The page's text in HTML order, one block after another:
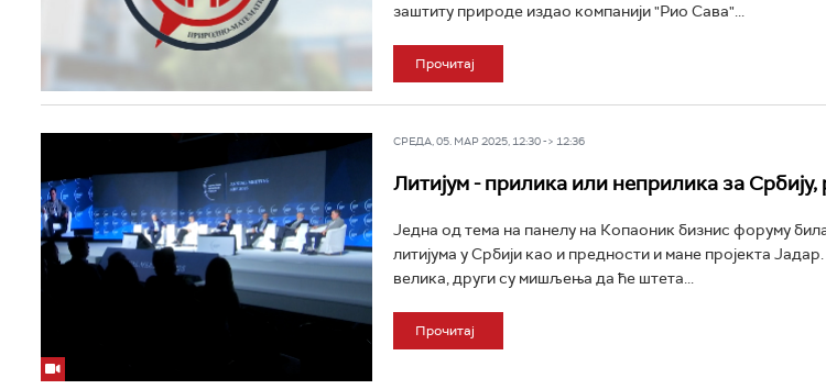
заштиту природе издао компанији "Рио Сава"...
Прочитај
СРЕДА, 05. МАР 2025, 12:30 -> 12:36
Литијум - прилика или неприлика за
Једна од тема на панелу на Копаоник бизнис форуму
литијума у Србији као и предности и мане пројекта
велика, други су мишљења да ће штета...
Прочитај